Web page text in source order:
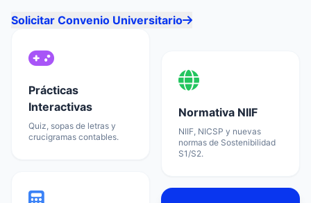
Prácticas
Interactivas
Quiz, sopas de letras y
crucigramas contables.
Normativa NIIF
NIIF, NICSP y nuevas
normas de Sostenibilidad
S1/S2.
Solicitar Convenio Universitario